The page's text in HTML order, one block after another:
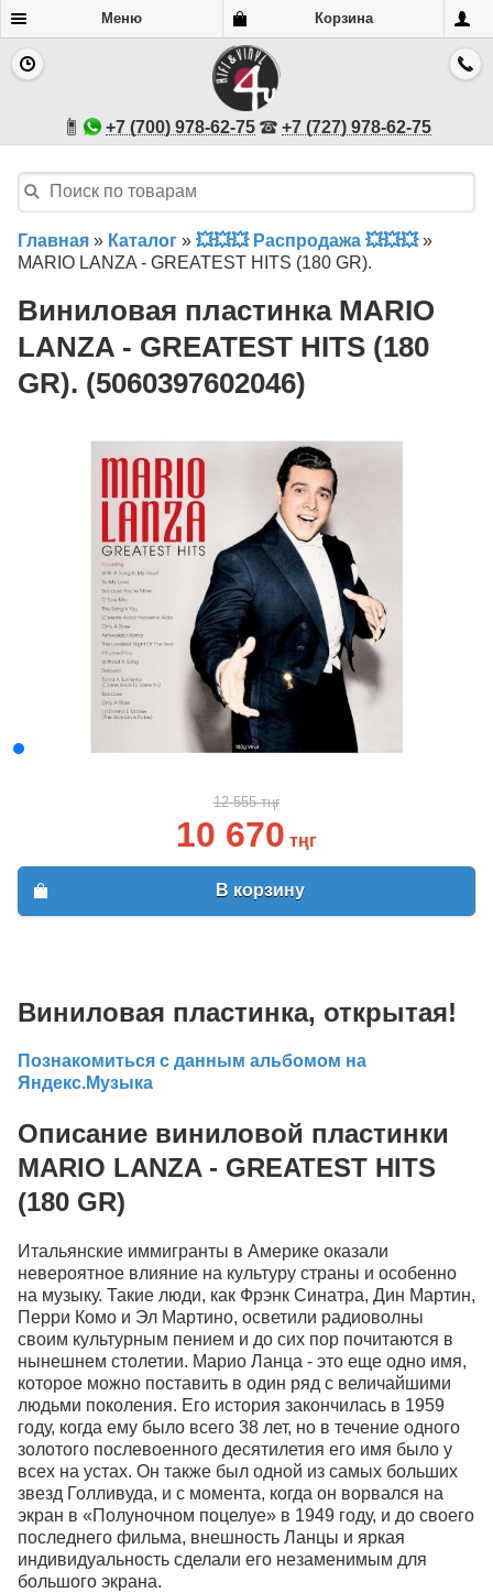
Меню Корзина
+7 (700) 978-62-75 +7 (727) 978-62-75
Главная » Каталог » 💥💥💥 Распродажа 💥💥💥»
MARIO LANZA - GREATEST HITS (180 GR).
Виниловая пластинка MARIO
LANZA - GREATEST HITS (180
GR). (5060397602046)
12 555 тңг
10 670 тңг
В корзину
Виниловая пластинка, открытая!
Познакомиться с данным альбомом на
Яндекс.Музыка
Описание виниловой пластинки
MARIO LANZA - GREATEST HITS
(180 GR)
Итальянские иммигранты в Америке оказали
невероятное влияние на культуру страны и особенно
на музыку. Такие люди, как Фрэнк Синатра, Дин Мартин,
Перри Комо и Эл Мартино, осветили радиоволны
своим культурным пением и до сих пор почитаются в
нынешнем столетии. Марио Ланца - это еще одно имя,
которое можно поставить в один ряд с величайшими
людьми поколения. Его история закончилась в 1959
году, когда ему было всего 38 лет, но в течение одного
золотого послевоенного десятилетия его имя было у
всех на устах. Он также был одной из самых больших
звезд Голливуда, и с момента, когда он ворвался на
экран в «Полуночном поцелуе» в 1949 году, и до своего
последнего фильма, внешность Ланцы и яркая
индивидуальность сделали его незаменимым для
большого экрана.